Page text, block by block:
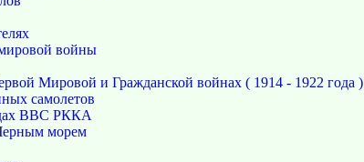
войны
Мировой и Гражданской войнах ( 1914 - 1922 года )
самолетов
ВВС РККА
морем